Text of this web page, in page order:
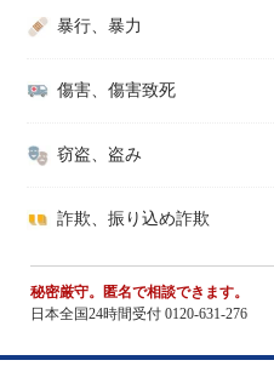
暴行、暴力
傷害、傷害致死
窃盗、盗み
詐欺、振り込め詐欺
秘密厳守。匿名で相談できます。
日本全国24時間受付 0120-631-276